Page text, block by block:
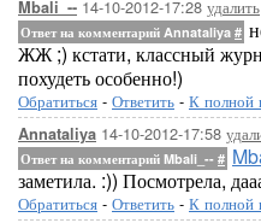
Mbali_-- 14-10-2012-17:28 удалить
Ответ на комментарий Annataliya #
ЖЖ ;) кстати, классный
похудеть особенно!)
Обратиться - Ответить - К полной
Annataliya 14-10-2012-17:58
Ответ на комментарий Mbali_-- #
заметила. :)) Посмотрела,
Обратиться - Ответить - К полной